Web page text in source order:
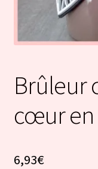
Brûleur
cœur en
6,93€